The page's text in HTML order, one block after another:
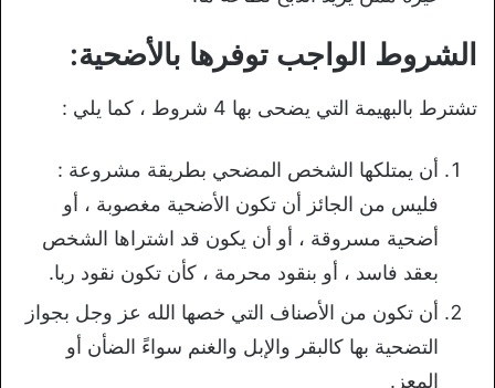
الشروط الواجب توفرها بالأضحية:
تشترط بالبهيمة التي يضحى بها 4 شروط ، كما يلي :
أن يمتلكها الشخص المضحي بطريقة مشروعة :
فليس من الجائز أن تكون الأضحية مغصوبة ، أو
أضحية مسروقة ، أو أن يكون قد اشتراها الشخص
بعقد فاسد ، أو بنقود محرمة ، كأن تكون نقود ربا.
أن تكون من الأصناف التي خصها الله عز وجل بجواز
التضحية بها كالبقر والإبل والغنم سواءً الضأن أو
المعز.